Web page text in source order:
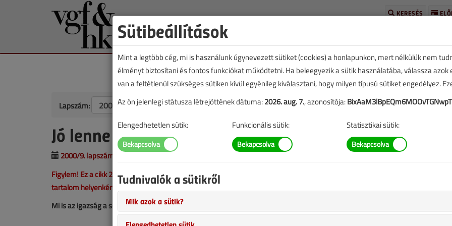
KERESÉS
Lapszám: TARTALOM
Jó lenne tudni, hogy...
2000/9. lapszám
Figylem! Ez a cikk 26 éve frissült utoljára. A benne szereplő információk mára aktualitásukat veszíthették, valamint a
tartalom helyenként hiányos lehet (képek, táblázatok stb.).
Mi is az igazság a sorozatos radiátorlyukadásokkal kapcsolatban?
Sütibeállítások
Mint a legtöbb cég, mi is használunk úgynevezett sütiket (cookies) a honlapunkon, mert nélkülük nem
élményt biztosítani és fontos funkciókat működtetni. Ha beleegyezik a sütik használatába, válassza azok
van a feltétlenül szükséges sütiken kívül egyénileg kiválasztani, hogy milyen típusú sütiket engedélyez.
Az ön jelenlegi státusza létrejöttének dátuma:2026. aug. 7., azonosítója:
Elengedhetetlen sütik: Funkcionális sütik: Statisztikai sütik:
Tudnivalók a sütikről
Mik azok a sütik?